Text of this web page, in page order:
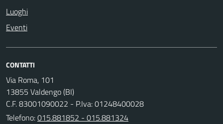
Luoghi
Eventi
CONTATTI
Via Roma, 101
13855 Valdengo (BI)
C.F. 83001090022 - P.Iva: 01248400028
Telefono:015.881852 - 015.881324